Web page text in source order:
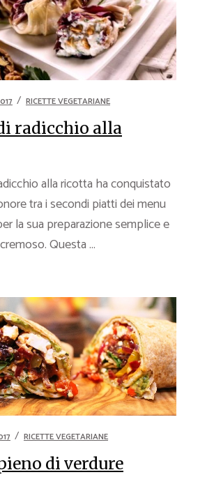
RICETTE VEGETARIANE
radicchio alla
alla ricotta ha conquistato
tra i secondi piatti dei menu
la sua preparazione semplice e
Questa ...
RICETTE VEGETARIANE
di verdure